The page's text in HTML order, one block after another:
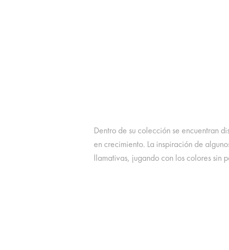
Dentro de su colección se encuentran
en crecimiento. La inspiración de
llamativas, jugando con los colores sin